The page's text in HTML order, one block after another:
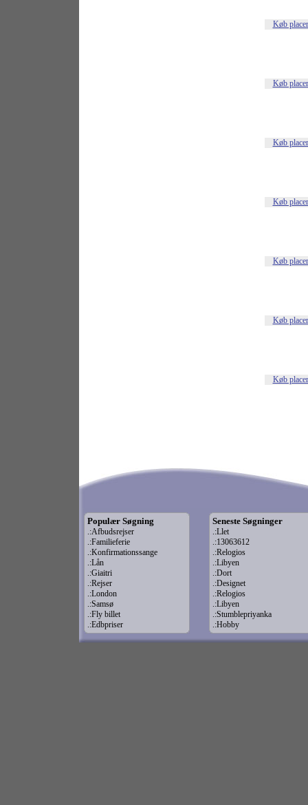
Køb
Køb
Køb
Køb
Køb
Køb
Køb
Populær Søgning Seneste Søgninger
.:Afbudsrejser
.:Familieferie
.:Konfirmationssange
.:Lån
.:Giaitri
.:Rejser
.:London
.:Samsø
.:Fly billet
.:Edbpriser
.:Llet
.:13063612
.:Relogios
.:Libyen
.:Dort
.:Designet
.:Relogios
.:Libyen
.:Stumblepriyanka
.:Hobby